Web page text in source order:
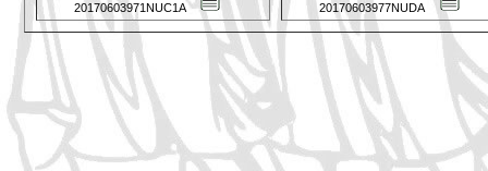
20170603971NUC1A 20170603977NUDA